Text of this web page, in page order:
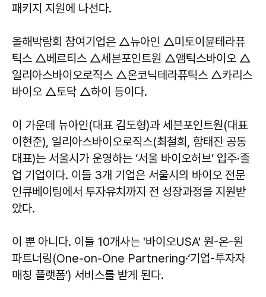
패키지 지원에 나선다.
올해박람회 참여기업은 △뉴아인 △미토이뮨테라퓨
틱스 △베르티스 △세븐포인트원 △앰틱스바이오 △
일리아스바이오로직스 △온코닉테라퓨틱스 △카리스
바이오 △토닥 △하이 등이다.
이 가운데 뉴아인(대표 김도형)과 세븐포인트원(대표
이현준), 일리아스바이오로직스(최철희, 함태진 공동
대표)는 서울시가 운영하는 ‘서울 바이오허브’ 입주·졸
업 기업이다. 이들 3개 기업은 서울시의 바이오 전문
인큐베이팅에서 투자유치까지 전 성장과정을 지원받
았다.
이 뿐 아니다. 이들 10개사는 '바이오USA' 원-온-원
파트너링(One-on-One Partnering·‘기업-투자자
매칭 플랫폼’) 서비스를 받게 된다.